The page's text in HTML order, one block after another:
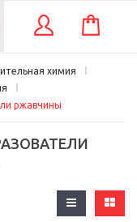
КОРЗИНА
химия
ржавчины